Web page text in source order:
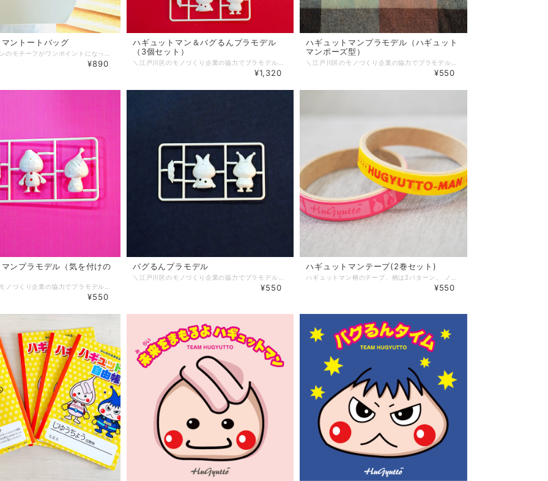
ントートバッグ
¥890
ハギュットマン＆バグるんプラモデル
（3個セット）
¥1,320
ハギュットマンプラモデル（ハギュット
マンポーズ型）
¥550
ンプラモデル（気を付けの
¥550
バグるんプラモデル
¥550
ハギュットマンテープ(2巻セット)
¥550